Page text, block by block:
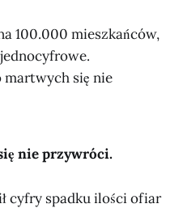
100.000 mieszkańców,
martwych się nie
nie przywróci.
cyfry spadku ilości ofiar